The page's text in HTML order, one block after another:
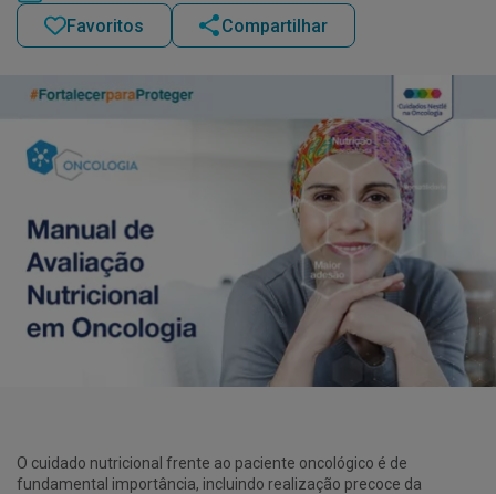
Favoritos Compartilhar
O cuidado nutricional frente ao paciente oncológico é de
fundamental importância, incluindo realização precoce da